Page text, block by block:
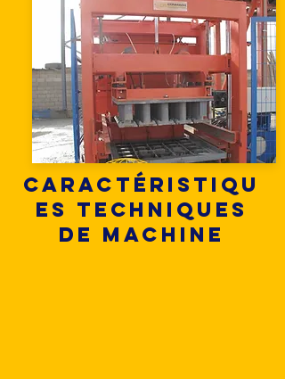
Caractéristiqu
es techniques
de machine